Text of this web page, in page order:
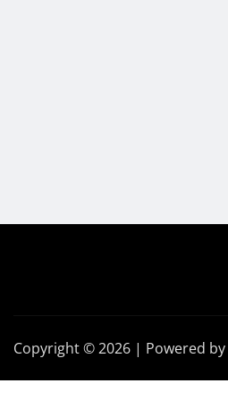
Copyright © 2026 | Powered by